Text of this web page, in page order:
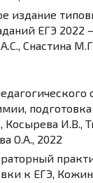
издание
ЕГЭ
Снастина
Косырева И.В.,
О.А., 2022
к ЕГЭ,